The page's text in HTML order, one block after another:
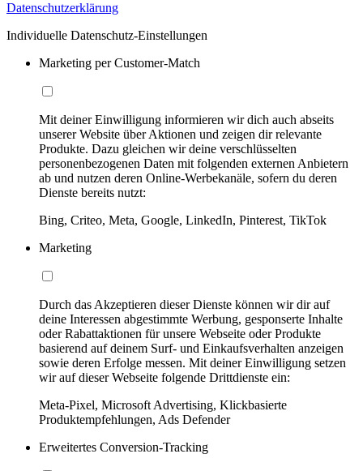
Datenschutzerklärung
Individuelle Datenschutz-Einstellungen
Marketing per Customer-Match
Mit deiner Einwilligung informieren wir dich auch abseits
unserer Website über Aktionen und zeigen dir relevante
Produkte. Dazu gleichen wir deine verschlüsselten
personenbezogenen Daten mit folgenden externen Anbietern
ab und nutzen deren Online-Werbekanäle, sofern du deren
Dienste bereits nutzt:
Bing, Criteo, Meta, Google, LinkedIn, Pinterest, TikTok
Marketing
Durch das Akzeptieren dieser Dienste können wir dir auf
deine Interessen abgestimmte Werbung, gesponserte Inhalte
oder Rabattaktionen für unsere Webseite oder Produkte
basierend auf deinem Surf- und Einkaufsverhalten anzeigen
sowie deren Erfolge messen. Mit deiner Einwilligung setzen
wir auf dieser Webseite folgende Drittdienste ein:
Meta-Pixel, Microsoft Advertising, Klickbasierte
Produktempfehlungen, Ads Defender
Erweitertes Conversion-Tracking